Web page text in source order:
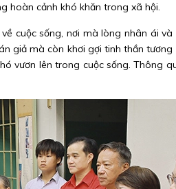
hoàn cảnh khó khăn trong xã hội.
cuộc sống, nơi mà lòng nhân ái
giả mà còn khơi gợi tinh thần
vươn lên trong cuộc sống. Thông